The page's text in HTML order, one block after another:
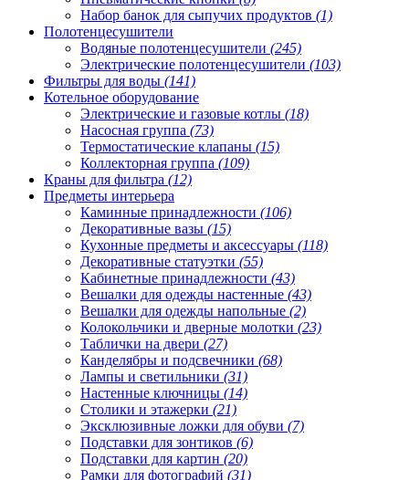
Набор банок для сыпучих продуктов (1)
Полотенцесушители
Водяные полотенцесушители (245)
Электрические полотенцесушители (103)
Фильтры для воды (141)
Котельное оборудование
Электрические и газовые котлы (18)
Насосная группа (73)
Термостатические клапаны (15)
Коллекторная группа (109)
Краны для фильтра (12)
Предметы интерьера
Каминные принадлежности (106)
Декоративные вазы (15)
Кухонные предметы и аксессуары (118)
Декоративные статуэтки (55)
Кабинетные принадлежности (43)
Вешалки для одежды настенные (43)
Вешалки для одежды напольные (2)
Колокольчики и дверные молотки (23)
Таблички на двери (27)
Канделябры и подсвечники (68)
Лампы и светильники (31)
Настенные ключницы (14)
Столики и этажерки (21)
Эксклюзивные ложки для обуви (7)
Подставки для зонтиков (6)
Подставки для картин (20)
Рамки для фотографий (31)